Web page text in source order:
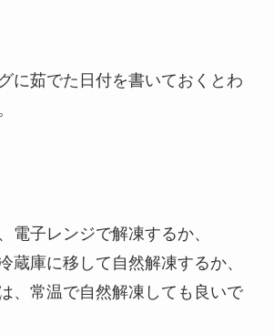
に茹でた日付を書いておくとわ
電子レンジで解凍するか、
蔵庫に移して自然解凍するか、
、常温で自然解凍しても良いで